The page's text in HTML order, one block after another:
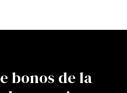
bonos de la